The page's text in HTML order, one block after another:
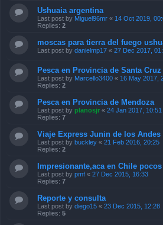
Ushuaia argentina
Last post by Miguel96mr « 14 Oct 2019,
Replies: 2
moscas para tierra del fuego
Last post by danielmp17 « 27 Dec 2017,
Pesca en Provincia de Santa Cruz
Last post by Marcello3400 « 16 May 2017,
Replies: 2
Pesca en Provincia de Mendoza
Last post by planosjr « 24 Jan 2017, 10:51
Replies: 7
Viaje Express Junin de los Andes
Last post by buckley « 21 Feb 2016, 20:25
Replies: 2
Impresionante,aca en Chile
Last post by pmf « 27 Dec 2015, 16:33
Replies: 7
Reporte y consulta
Last post by diego15 « 23 Dec 2015, 12:28
Replies: 5